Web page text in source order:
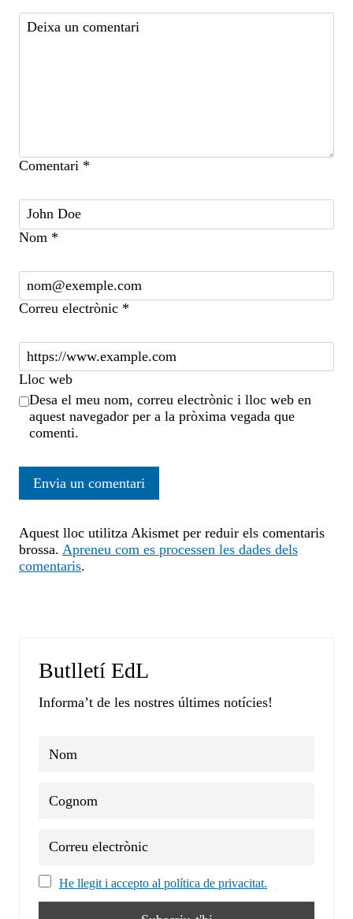
Comentari *
Nom *
Correu electrònic *
Lloc web
Desa el meu nom, correu electrònic i lloc web en
aquest navegador per a la pròxima vegada que
comenti.
Aquest lloc utilitza Akismet per reduir els comentaris
brossa. Apreneu com es processen les dades dels
comentaris.
Butlletí EdL
Informa’t de les nostres últimes notícies!
He llegit i accepto al política de privacitat.